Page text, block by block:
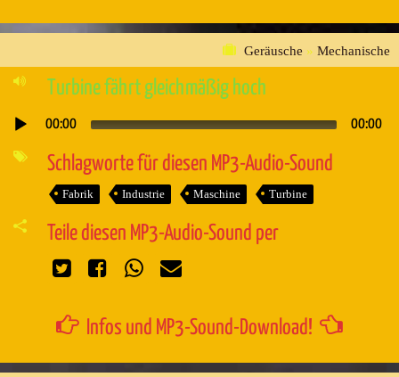
Geräusche » Mechanische
Turbine fährt gleichmäßig hoch
Audio-
00:00 00:00
Schlagworte für diesen MP3-Audio-Sound
Fabrik Industrie Maschine Turbine
Teile diesen MP3-Audio-Sound per
Infos und MP3-Sound-Download!